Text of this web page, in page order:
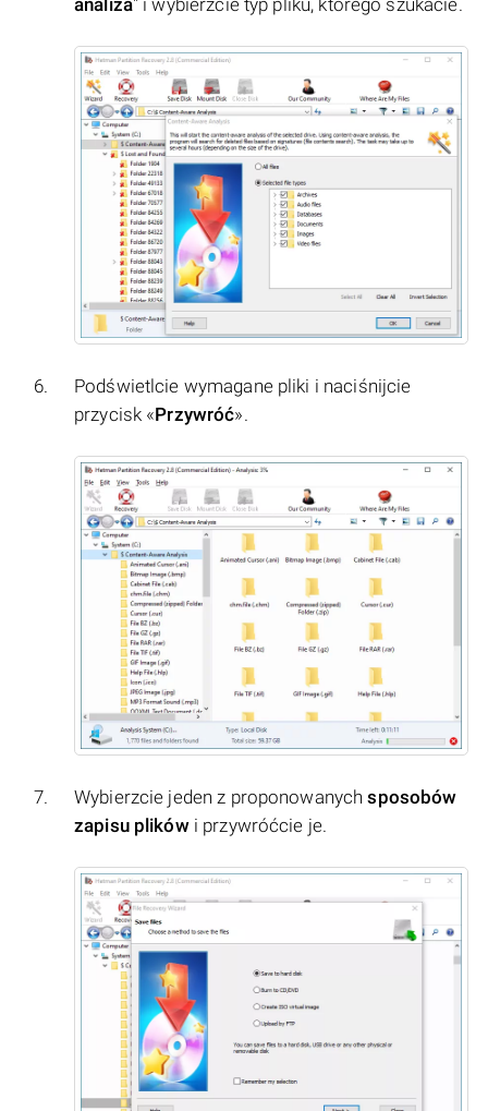
Podświetlcie wymagane pliki i naciśnijcie
przycisk «Przywróć».
Wybierzcie jeden z proponowanychsposobów
zapisu plikówi przywróćcie je.